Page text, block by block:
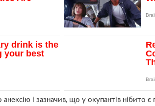
і зазначив, що у окупантів нібито є